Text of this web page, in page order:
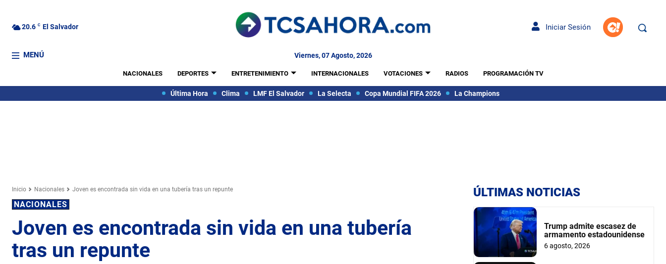
20.6 C El Salvador Iniciar Sesión
MENÚ Viernes, 07 Agosto, 2026
NACIONALES DEPORTES ENTRETENIMIENTO INTERNACIONALES VOTACIONES RADIOS PROGRAMACIÓN TV
Última Hora Clima LMF El Salvador La Selecta Copa Mundial FIFA 2026 La Champions
Inicio Nacionales Joven es encontrada sin vida en una tubería tras un repunte
NACIONALES
Joven es encontrada sin vida en una tubería
tras un repunte
ÚLTIMAS NOTICIAS
Trump admite escasez de
armamento estadounidense
6 agosto, 2026